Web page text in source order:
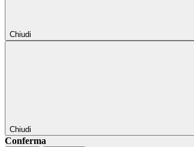
Chiudi
Chiudi
Conferma